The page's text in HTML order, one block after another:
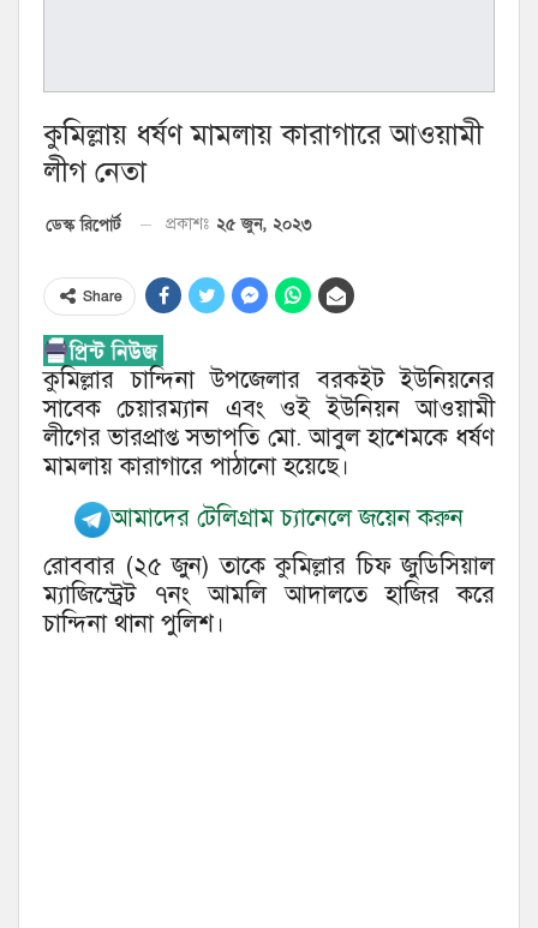
কুমিল্লায় ধর্ষণ মামলায় কারাগারে আওয়ামী
লীগ নেতা
ডেস্ক রিপোর্ট প্রকাশঃ ২৫ জুন, ২০২৩
Share
কুমিল্লার চান্দিনা উপজেলার বরকইট ইউনিয়নের
সাবেক চেয়ারম্যান এবং ওই ইউনিয়ন আওয়ামী
লীগের ভারপ্রাপ্ত সভাপতি মো. আবুল হাশেমকে ধর্ষণ
মামলায় কারাগারে পাঠানো হয়েছে।
আমাদের টেলিগ্রাম চ্যানেলে জয়েন করুন
রোববার (২৫ জুন) তাকে কুমিল্লার চিফ জুডিসিয়াল
ম্যাজিস্ট্রেট ৭নং আমলি আদালতে হাজির করে
চান্দিনা থানা পুলিশ।